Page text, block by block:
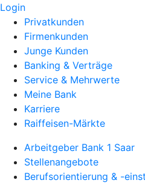
Login
Privatkunden
Firmenkunden
Junge Kunden
Banking & Verträge
Service & Mehrwerte
Meine Bank
Karriere
Raiffeisen-Märkte
Arbeitgeber Bank 1 Saar
Stellenangebote
Berufsorientierung & -